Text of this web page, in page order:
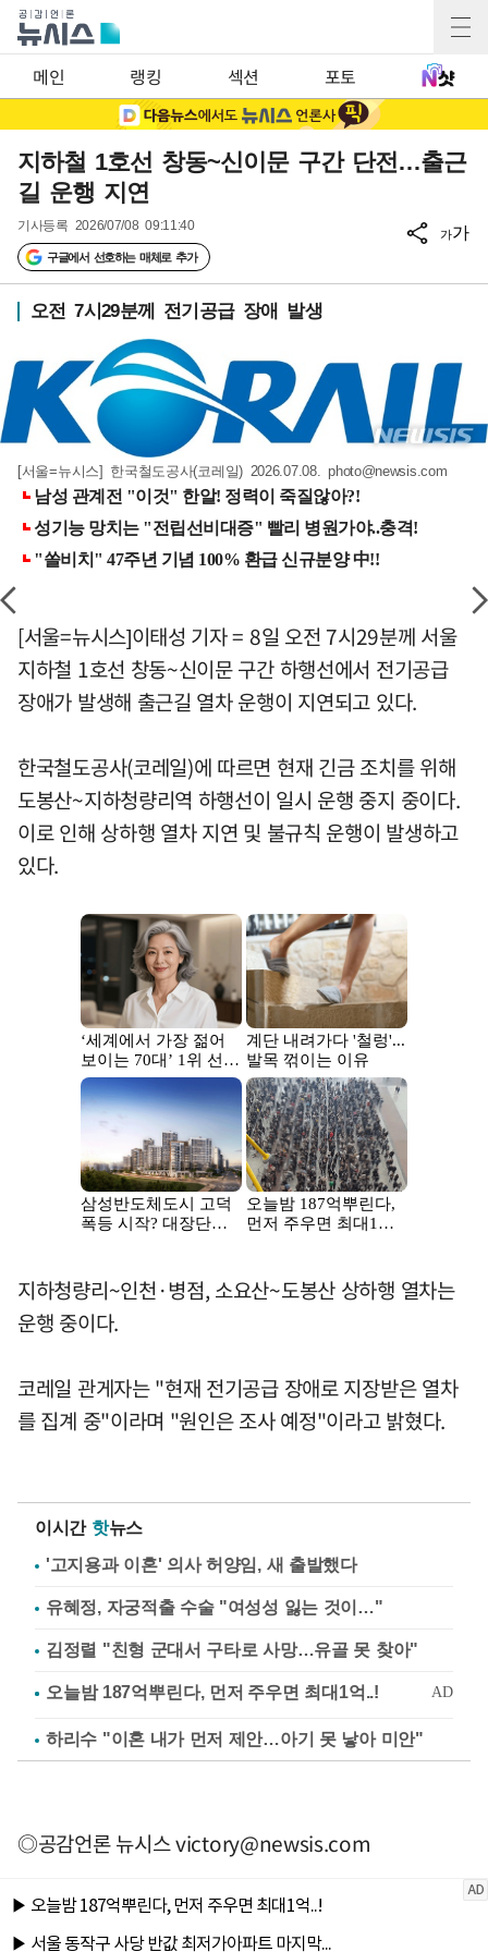
메인 랭킹 섹션 포토
지하철 1호선 창동~신이문 구간 단전…출근
길 운행 지연
기사등록 2026/07/08 09:11:40
구글에서 선호하는 매체로 추가
가가
오전 7시29분께 전기공급 장애 발생
[서울=뉴시스] 한국철도공사(코레일) 2026.07.08.photo@newsis.com
[서울=뉴시스]이태성 기자 = 8일 오전 7시29분께 서울
지하철 1호선 창동~신이문 구간 하행선에서 전기공급
장애가 발생해 출근길 열차 운행이 지연되고 있다.
한국철도공사(코레일)에 따르면 현재 긴금 조치를 위해
도봉산~지하청량리역 하행선이 일시 운행 중지 중이다.
이로 인해 상하행 열차 지연 및 불규칙 운행이 발생하고
있다.
지하청량리~인천·병점, 소요산~도봉산 상하행 열차는
운행 중이다.
코레일 관게자는 "현재 전기공급 장애로 지장받은 열차
를 집계 중"이라며 "원인은 조사 예정"이라고 밝혔다.
이시간 핫뉴스
'고지용과 이혼' 의사 허양임, 새 출발했다
유혜정, 자궁적출 수술 "여성성 잃는 것이…"
김정렬 "친형 군대서 구타로 사망…유골 못 찾아"
하리수 "이혼 내가 먼저 제안…아기 못 낳아 미안"
◎공감언론 뉴시스victory@newsis.com